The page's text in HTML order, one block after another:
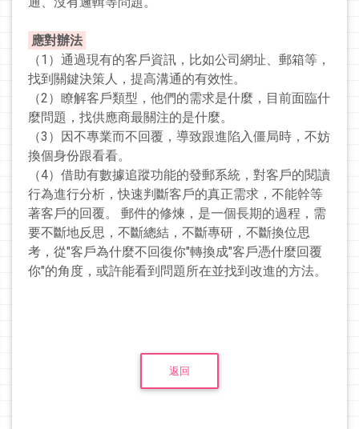
應對辦法
（1）通過現有的客戶資訊，比如公司網址、郵箱等，
找到關鍵決策人，提高溝通的有效性。
（2）瞭解客戶類型，他們的需求是什麼，目前面臨什
麼問題，找供應商最關注的是什麼。
（3）因不專業而不回覆，導致跟進陷入僵局時，不妨
換個身份跟看看。
（4）借助有數據追蹤功能的發郵系統，對客戶的閱讀
行為進行分析，快速判斷客戶的真正需求，不能幹等
著客戶的回覆。 郵件的修煉，是一個長期的過程，需
要不斷地反思，不斷總結，不斷專研，不斷換位思
考，從"客戶為什麼不回復你"轉換成"客戶憑什麼回覆
你"的角度，或許能看到問題所在並找到改進的方法。
返回